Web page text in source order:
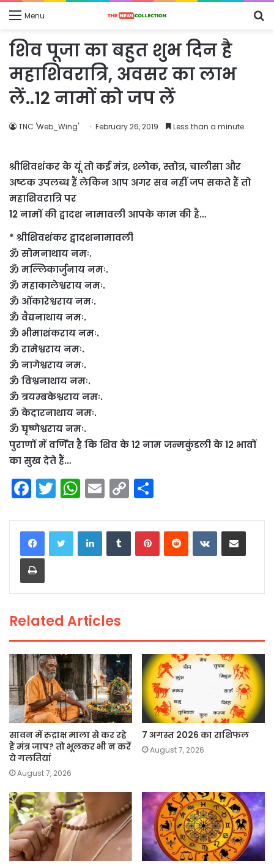
Menu
शिव पूजा का बहुत शुभ दिन है
महाशिवरात्रि, अवसर का लाभ
लें..12 नामों को जप लें
TNC 'Web_Wing' February 26, 2019 Less than a minute
श्रीशिवशंकर के यूं तो कई मंत्र, श्लोक, स्तोत्र, चालीसा और
अष्टक उपलब्ध हैं लेकिन आप अगर सब नहीं जप सकते हैं तो
महाशिवरात्रि पर
12 नामों की द्वादश नामावली आपके काम की है…
* श्रीशिवशंकर द्वादशनामावली
ॐ सोमनाथाय नमः.
ॐ मल्लिकार्जुनाय नमः.
ॐ महाकालेश्वराय नमः.
ॐ ओंकारेश्वराय नमः.
ॐ वैद्यनाथाय नमः.
ॐ भीमाशंकराय नमः.
ॐ रामेश्वराय नमः.
ॐ नागेश्वराय नमः.
ॐ विश्वनाथाय नमः.
ॐ त्रयम्बकेश्वराय नमः.
ॐ केदारनाथाय नमः.
ॐ घृष्णेश्वराय नमः.
पुराणों में वर्णित है कि शिव के 12 नाम जन्मकुंडली के 12 भावों
का सुख देते हैं…
F
a
c
e
b
o
k
T
w
itt
er
W
h
a
ts
p
E
m
ai
C
o
p
n
ar
LinkedInTumblrPinterestReddit VKontakteShare via Email
Print
Related Articles
सावन में रुद्राक्ष माला से कर रहे
हैं मंत्र जाप? तो भूलकर भी न करें
ये गलतियां
August 7, 2026
7 अगस्त 2026 का राशिफल
August 7, 2026